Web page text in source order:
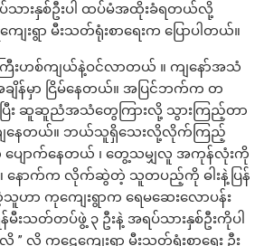
သားနှစ်ဦးပါ ထပ်မံအထိုးခံရတယ်လို့
ေးရွာ မီးသတ်ရုံးစာရေးက ပြောပါတယ်။
ြီးဟစ်ကျယ်နဲ့ဝင်လာတယ် ။ ကျနော်အသံ
န်မှာ ငြိမ်နေတယ်။ အပြင်ဘက်က တ
ြီး ဆူဆူညံအသံတွေကြားလို့ သွားကြည့်တာ
နေတယ်။ ဘယ်သူရှိသေးလို့လိုက်ကြည့်
ပျောက်နေတယ် ၊ တွေ့သမျှလူ အကုန်လုံးကို
နောက်က လိုက်ဆွဲတဲ့ သူတပည့်ကို ဓါးနဲ့ပြန်
ဟာ ကုကျေးရွာက ရေမဆေးလောပန်း
မီးသတ်တပ်ဖွဲ့ ၃ ဦးနဲ့ အရပ်သားနှစ်ဦးကိုပါ
” လို့ ကုဋေကျေးရွာ မီးသတ်ရုံးစာရေး ဦး